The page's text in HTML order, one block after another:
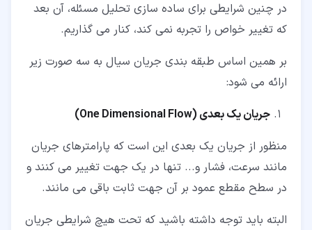
در چنین شرایطی برای ساده سازی تحلیل مسئله، آن بعد
که تغییر خواص را تجربه نمی کند، کنار می گذاریم.
بر همین اساس طبقه بندی جریان سیال به سه صورت زیر
ارائه می شود:
جریان یک بعدی (One Dimensional Flow
)
منظور از جریان یک بعدی این است که پارامترهای جریان
مانند سرعت، فشار و... تنها در یک جهت تغییر می کنند و
در سطح مقطع عمود بر آن جهت ثابت باقی می مانند.
البته باید توجه داشته باشید که تحت هیچ شرایطی جریان